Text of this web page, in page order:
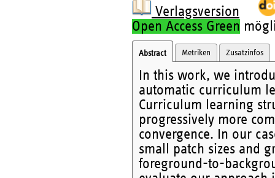
Verlagsversion
Open Access Green
Abstract Metriken Zusatzinfos
In this work, we
automatic curriculum
Curriculum learning
progressively more
convergence. In our
small patch sizes and
foreground-to-